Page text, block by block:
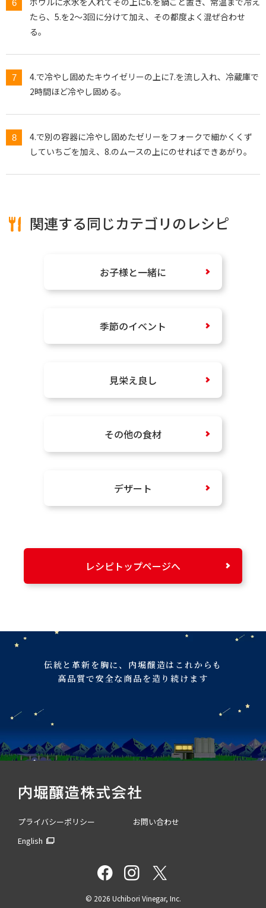
たら、5.を2～3回に分けて加え、その都度よく混ぜ合わせ
る。
4.で冷やし固めたキウイゼリーの上に7.を流し入れ、冷蔵庫で
2時間ほど冷やし固める。
4.で別の容器に冷やし固めたゼリーをフォークで細かくくず
していちごを加え、8.のムースの上にのせればできあがり。
関連する同じカテゴリのレシピ
お子様と一緒に
季節のイベント
見栄え良し
その他の食材
デザート
レシピトップページへ
伝統と革新を胸に、 内堀醸造はこれからも
高品質で安全な商品を造り続けます
プライバシーポリシー
お問い合わせ
English
© 2026 Uchibori Vinegar, Inc.